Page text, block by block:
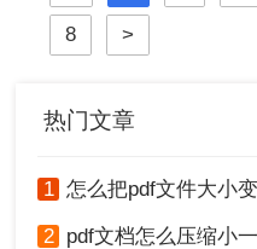
或严重影响网络传输与下载
此，掌握高效、可靠的pdf压
本文将深入探讨多种主流且
提供一个全面、详尽的解决
8 >
热门文章
1 怎么把pdf文件大小变小一
2 pdf文档怎么压缩小